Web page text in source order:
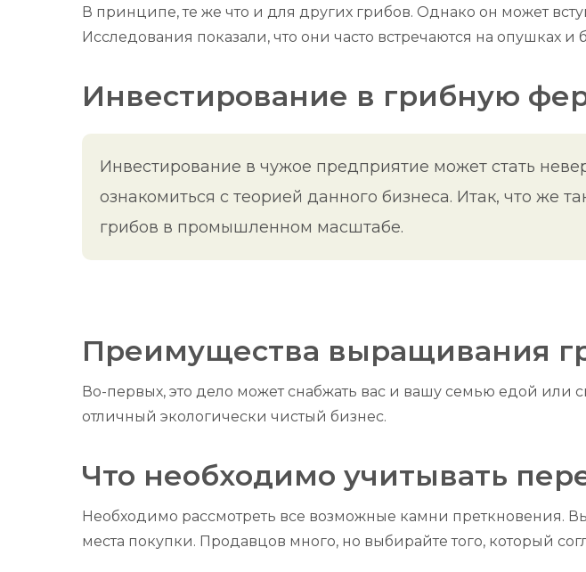
В принципе, те же что и для других грибов. Однако он может
Исследования показали, что они часто встречаются на опушках и
Инвестирование в грибную
Инвестирование в чужое предприятие может стать
ознакомиться с теорией данного бизнеса. Итак, что
грибов в промышленном масштабе.
Преимущества выращивания
Во-первых, это дело может снабжать вас и вашу семью едой или
отличный экологически чистый бизнес.
Что необходимо учитывать
Необходимо рассмотреть все возможные камни преткновения.
места покупки. Продавцов много, но выбирайте того, который